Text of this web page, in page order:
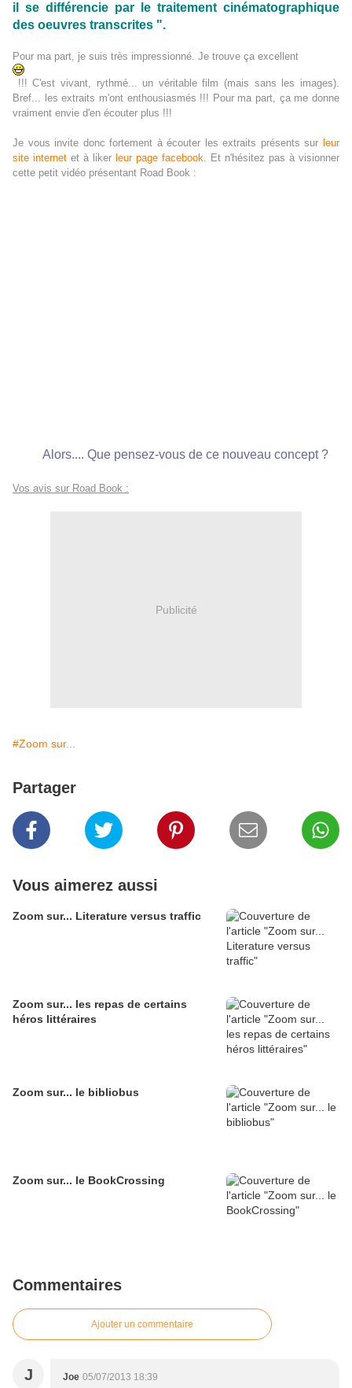
il se différencie par le traitement cinématographique
des oeuvres transcrites ".
Pour ma part, je suis très impressionné. Je trouve ça excellent
!!! C'est vivant, rythmé... un véritable film (mais sans les images).
Bref... les extraits m'ont enthousiasmés !!! Pour ma part, ça me donne
vraiment envie d'en écouter plus !!!
Je vous invite donc fortement à écouter les extraits présents sur leur
site internet et à liker leur page facebook. Et n'hésitez pas à visionner
cette petit vidéo présentant Road Book :
Alors.... Que pensez-vous de ce nouveau concept ?
Vos avis sur Road Book :
Publicité
#Zoom sur...
Partager
Vous aimerez aussi
Zoom sur... Literature versus traffic
Zoom sur... les repas de certains
héros littéraires
Zoom sur... le bibliobus
Zoom sur... le BookCrossing
Commentaires
Ajouter un commentaire
J Joe 05/07/2013 18:39